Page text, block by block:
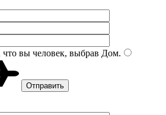
вы человек, выбрав Дом.